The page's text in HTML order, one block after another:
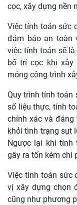
cọc, xây dựng nền
Việc tính toán sức
đảm bảo an toàn
việc tính toán sẽ
bố trí cọc khi xây
móng công trình
Quy trình tính toán
số liệu thực, tính
chính xác và
khỏi tình trạng sụt
Ngược lại khi tính
gây ra tốn kém chi
Việc tính toán sức
vị xây dựng chọn
cũng như phương